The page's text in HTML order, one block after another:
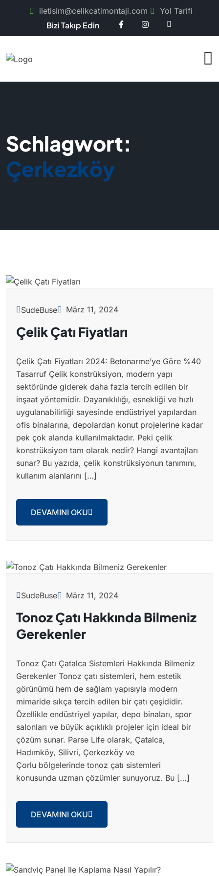
iletisim@celikcatimontaji.com Yol Tarifi
Bizi Takıp Edin
Schlagwort:
Çerkezköy
SudeBuse März 11, 2024
Çelik Çatı Fiyatları
Çelik Çatı Fiyatları 2024: Betonarme’ye Göre %40
Tasarruf Çelik konstrüksiyon, modern yapı
sektöründe giderek daha fazla tercih edilen bir
inşaat yöntemidir. Dayanıklılığı, esnekliği ve hızlı
uygulanabilirliği sayesinde endüstriyel yapılardan
ofis binalarına, depolardan konut projelerine kadar
pek çok alanda kullanılmaktadır. Peki çelik
konstrüksiyon tam olarak nedir? Hangi avantajları
sunar? Bu yazıda, çelik konstrüksiyonun tanımını,
kullanım alanlarını […]
DEVAMINI OKU
SudeBuse März 11, 2024
Tonoz Çatı Hakkında Bilmeniz
Gerekenler
Tonoz Çatı Çatalca Sistemleri Hakkında Bilmeniz
Gerekenler Tonoz çatı sistemleri, hem estetik
görünümü hem de sağlam yapısıyla modern
mimaride sıkça tercih edilen bir çatı çeşididir.
Özellikle endüstriyel yapılar, depo binaları, spor
salonları ve büyük açıklıklı projeler için ideal bir
çözüm sunar. Parse Life olarak, Çatalca,
Hadımköy, Silivri, Çerkezköy ve
Çorlu bölgelerinde tonoz çatı sistemleri
konusunda uzman çözümler sunuyoruz. Bu […]
DEVAMINI OKU